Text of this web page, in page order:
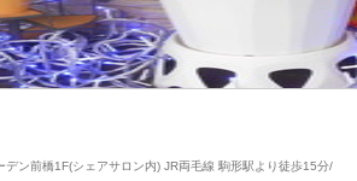
ン前橋1F(シェアサロン内) JR両毛線 駒形駅より徒歩15分/